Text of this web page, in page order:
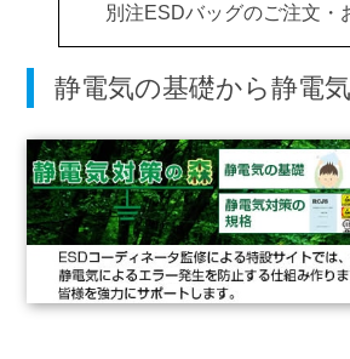
別注ESDバッグのご注文・
静電気の基礎から静電